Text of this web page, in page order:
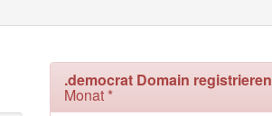
.democrat Domain registrieren
Monat *